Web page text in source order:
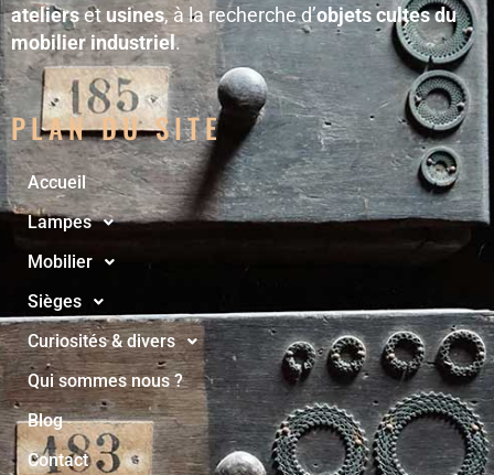
ateliersetusines, à la recherche d’objets cultes du
mobilier industriel.
PLAN DU SITE
Accueil
Lampes
Mobilier
Sièges
Curiosités & divers
Qui sommes nous ?
Blog
Contact